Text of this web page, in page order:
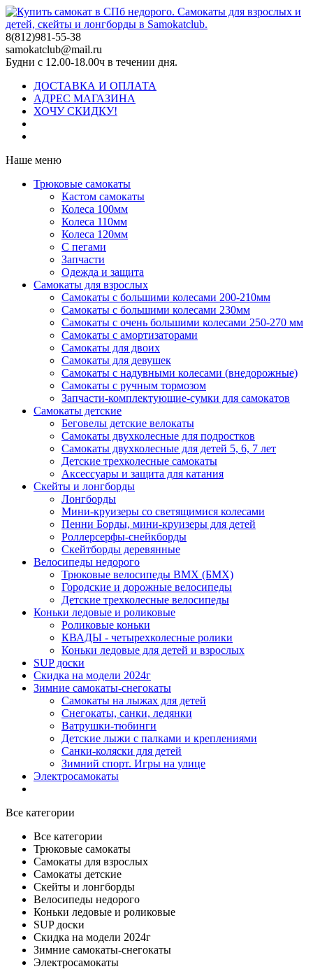
8(812)981-55-38
samokatclub@mail.ru
Будни с 12.00-18.00ч в течении дня.
ДОСТАВКА И ОПЛАТА
АДРЕС МАГАЗИНА
ХОЧУ СКИДКУ!
Наше меню
Трюковые самокаты
Кастом самокаты
Колеса 100мм
Колеса 110мм
Колеса 120мм
С пегами
Запчасти
Одежда и защита
Самокаты для взрослых
Самокаты с большими колесами 200-210мм
Самокаты с большими колесами 230мм
Самокаты с очень большими колесами 250-270 мм
Самокаты с амортизаторами
Самокаты для двоих
Самокаты для девушек
Самокаты с надувными колесами (внедорожные)
Самокаты с ручным тормозом
Запчасти-комплектующие-сумки для самокатов
Самокаты детские
Беговелы детские велокаты
Самокаты двухколесные для подростков
Самокаты двухколесные для детей 5, 6, 7 лет
Детские трехколесные самокаты
Аксессуары и защита для катания
Cкейты и лонгборды
Лонгборды
Мини-круизеры со светящимися колесами
Пенни Борды, мини-круизеры для детей
Роллерсерфы-снейкборды
Скейтборды деревянные
Велосипеды недорого
Трюковые велосипеды BMX (БМХ)
Городские и дорожные велосипеды
Детские трехколесные велосипеды
Коньки ледовые и роликовые
Роликовые коньки
КВАДЫ - четырехколесные ролики
Коньки ледовые для детей и взрослых
SUP доски
Скидка на модели 2024г
Зимние самокаты-снегокаты
Самокаты на лыжах для детей
Снегокаты, санки, ледянки
Ватрушки-тюбинги
Детские лыжи с палками и креплениями
Санки-коляски для детей
Зимний спорт. Игры на улице
Электросамокаты
Все категории
Все категории
Трюковые самокаты
Самокаты для взрослых
Самокаты детские
Cкейты и лонгборды
Велосипеды недорого
Коньки ледовые и роликовые
SUP доски
Скидка на модели 2024г
Зимние самокаты-снегокаты
Электросамокаты